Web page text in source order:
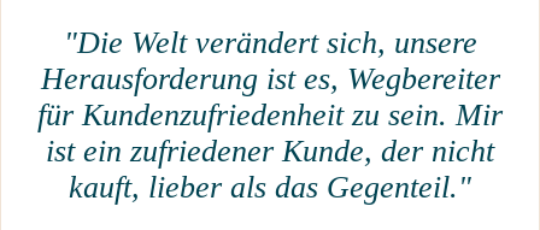
"Die Welt verändert sich, unsere
Herausforderung ist es, Wegbereiter
für Kundenzufriedenheit zu sein. Mir
ist ein zufriedener Kunde, der nicht
kauft, lieber als das Gegenteil."